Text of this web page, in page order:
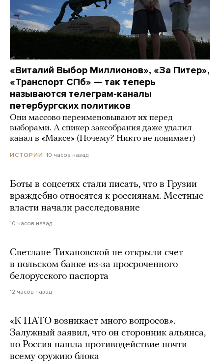
«Виталий Выбор Миллионов», «За Питер»,
«Транспорт СПб» — так теперь
называются телеграм-каналы
петербургских политиков
Они массово переименовывают их перед
выборами. А спикер заксобрания даже удалил
канал в «Максе» (Почему? Никто не понимает)
ИСТОРИИ 10 часов назад
Боты в соцсетях стали писать, что в Грузии
враждебно относятся к россиянам. Местные
власти начали расследование
10 часов назад
Светлане Тихановской не открыли счет
в польском банке из-за просроченного
белорусского паспорта
12 часов назад
«К НАТО возникает много вопросов».
Залужный заявил, что он сторонник альянса,
но Россия нашла противодействие почти
всему оружию блока